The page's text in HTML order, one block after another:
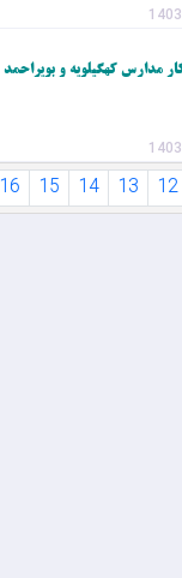
مدارس کهگیلویه و بویراحمد
12
13
14
15
16